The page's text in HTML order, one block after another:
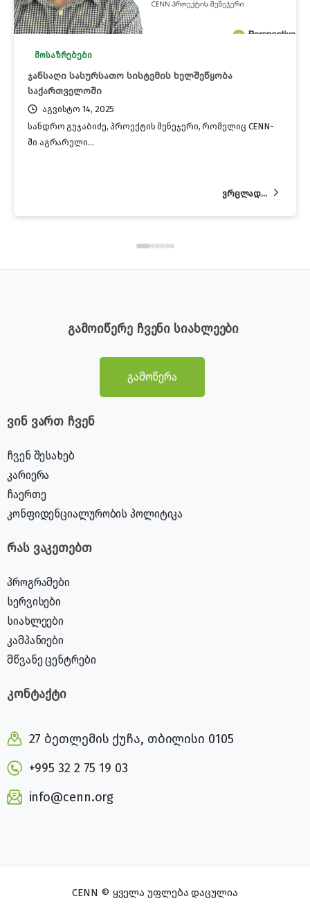
მოსაზრებები
ჯანსაღი სასურსათო სისტემის ხელშეწყობა
საქართველოში
აგვისტო 14, 2025
სანდრო გუჯაბიძე, პროექტის მენეჯერი, რომელიც CENN-
ში აგრარული...
ვრცლად...
გამოიწერე ჩვენი სიახლეები
გამოწერა
ვინ ვართ ჩვენ
ჩვენ შესახებ
კარიერა
ჩაერთე
კონფიდენციალურობის პოლიტიკა
რას ვაკეთებთ
პროგრამები
სერვისები
სიახლეები
კამპანიები
მწვანე ცენტრები
კონტაქტი
27 ბეთლემის ქუჩა, თბილისი 0105
+995 32 2 75 19 03
info@cenn.org
CENN © ყველა უფლება დაცულია